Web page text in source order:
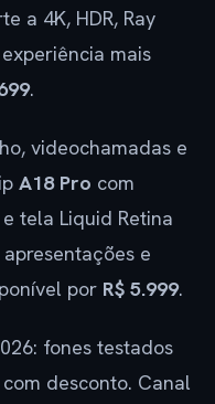
a 4K, HDR, Ray
mais
.
videochamadas e
A18 Pro com
tela Liquid Retina
e
por R$ 5.999.
fones testados
desconto. Canal